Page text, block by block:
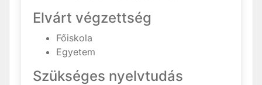
Elvárt végzettség
Főiskola
Egyetem
Szükséges nyelvtudás